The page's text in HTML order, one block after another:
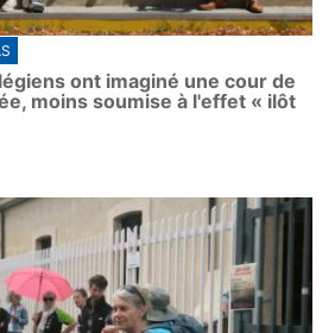
ont imaginé une cour de
moins soumise à l'effet « ilôt